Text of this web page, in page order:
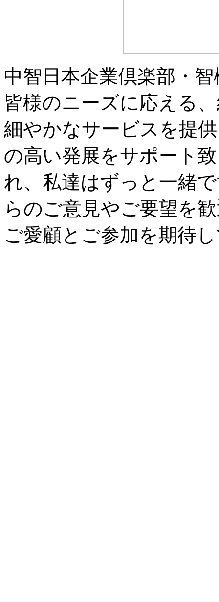
中智日本企業倶楽部・
皆様のニーズに応える
細やかなサービスを提
の高い発展をサポート
れ、私達はずっと一緒
らのご意見やご要望を
ご愛顧とご参加を期待